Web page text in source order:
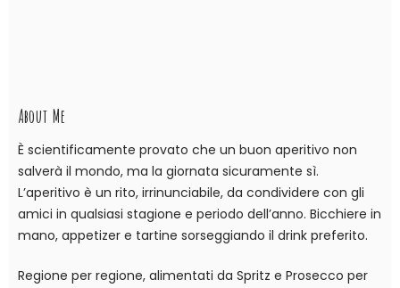
About Me
È scientificamente provato che un buon aperitivo non
salverà il mondo, ma la giornata sicuramente sì.
L’aperitivo è un rito, irrinunciabile, da condividere con gli
amici in qualsiasi stagione e periodo dell’anno. Bicchiere in
mano, appetizer e tartine sorseggiando il drink preferito.
Regione per regione, alimentati da Spritz e Prosecco per